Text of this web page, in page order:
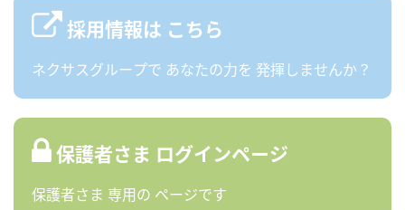
採用情報は こちら
ネクサスグループで あなたの力を 発揮しませんか？
保護者さま ログインページ
保護者さま 専用の ページです